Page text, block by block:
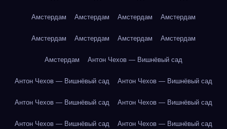
Амстердам Амстердам Амстердам Амстердам
Амстердам Амстердам Амстердам Амстердам
Амстердам Антон Чехов — Вишнёвый сад
Антон Чехов — Вишнёвый сад Антон Чехов — Вишнёвый сад
Антон Чехов — Вишнёвый сад Антон Чехов — Вишнёвый сад
Антон Чехов — Вишнёвый сад Антон Чехов — Вишнёвый сад